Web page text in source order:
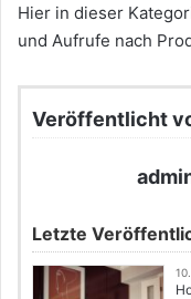
Hier in dieser
und Aufrufe nach
Veröffentlicht
Letzte